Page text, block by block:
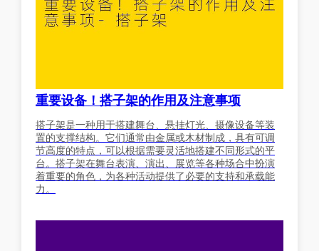
重要设备！搭子架的作用及注意事项
搭子架是一种用于搭建舞台、悬挂灯光、摄像设备等装
置的支撑结构。它们通常由金属或木材制成，具有可调
节高度的特点，可以根据需要灵活地搭建不同形式的平
台。搭子架在舞台表演、演出、展览等各种场合中扮演
着重要的角色，为各种活动提供了必要的支持和承载能
力。